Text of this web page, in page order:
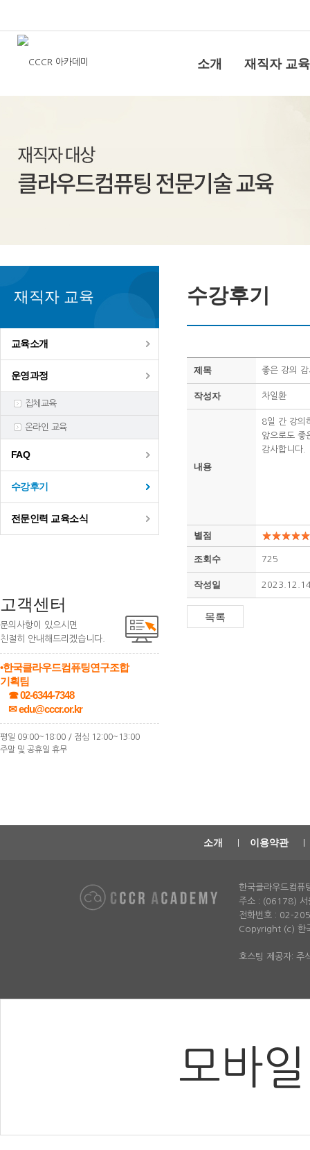
소개 재직자 교육
재직자 교육
교육소개
운영과정
집체교육
온라인 교육
FAQ
수강후기
전문인력 교육소식
고객센터
문의사항이 있으시면
친절히 안내해드리겠습니다.
•한국클라우드컴퓨팅연구조합
기획팀
☎ 02-6344-7348
✉ edu@cccr.or.kr
평일 09:00~18:00 / 점심 12:00~13:00
주말 및 공휴일 휴무
수강후기
제목 좋은 강의
작성자 차일환
내용
8일 간 강의
앞으로도 좋
감사합니다.
별점
조회수 725
작성일
소개 이용약관
한국클라우드컴퓨
주소 : (06178) 서
전화번호 : 02-
Copyright (c) 한
호스팅 제공자: 주
모바